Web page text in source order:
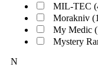
MIL-TEC
Morakniv
My Medic
Mystery
N